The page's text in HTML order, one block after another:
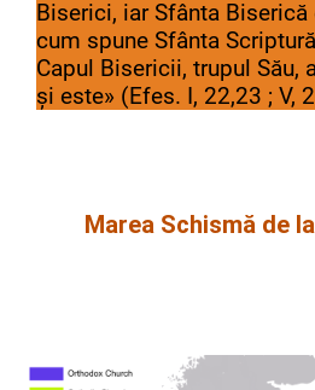
Biserici, iar Sfânta
cum spune Sfânta
Capul Bisericii, trupul Său,
și este» (Efes. I, 22,23 ; V,
Marea Schismă de